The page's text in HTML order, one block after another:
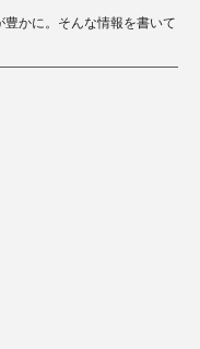
かに。そんな情報を書いて